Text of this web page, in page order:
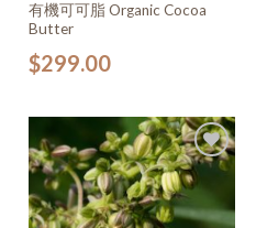
有機可可脂 Organic Cocoa
Butter
$299.00
加入
願望